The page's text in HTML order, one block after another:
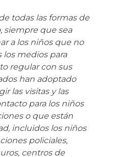
todas las formas de
siempre que sea
a los niños que no
los medios para
regular con sus
han adoptado
las visitas y las
para los niños
o que están
incluidos los niños
policiales,
centros de